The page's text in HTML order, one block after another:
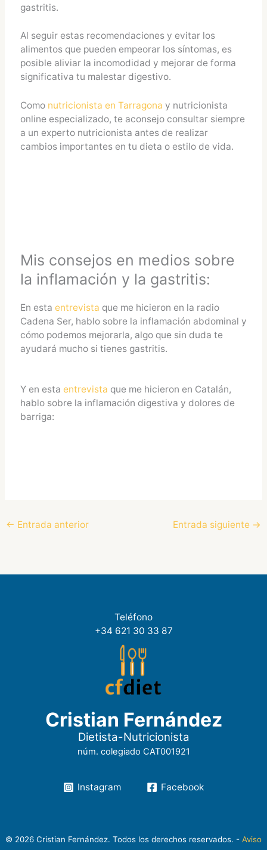
gastritis.
Al seguir estas recomendaciones y evitar los
alimentos que pueden empeorar los síntomas, es
posible aliviar la incomodidad y mejorar de forma
significativa tu malestar digestivo.
Como nutricionista en Tarragona y nutricionista
online especializado, te aconsejo consultar siempre
a un experto nutricionista antes de realizar
cambios importantes en tu dieta o estilo de vida.
Mis consejos en medios sobre
la inflamación y la gastritis:
En esta entrevista que me hicieron en la radio
Cadena Ser, hablo sobre la inflamación abdominal y
cómo podemos mejorarla, algo que sin duda te
ayudará mucho si tienes gastritis.
Y en esta entrevista que me hicieron en Catalán,
hablo sobre la inflamación digestiva y dolores de
barriga:
← Entrada anterior Entrada siguiente →
Teléfono
+34 621 30 33 87
Cristian Fernández
Dietista-Nutricionista
núm. colegiado CAT001921
Instagram Facebook
© 2026 Cristian Fernández. Todos los derechos reservados. - Aviso